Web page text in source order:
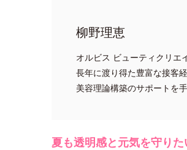
柳野理恵
オルビス ビューティクリエ
長年に渡り得た豊富な接客
美容理論構築のサポートを手
夏も透明感と元気を守りた